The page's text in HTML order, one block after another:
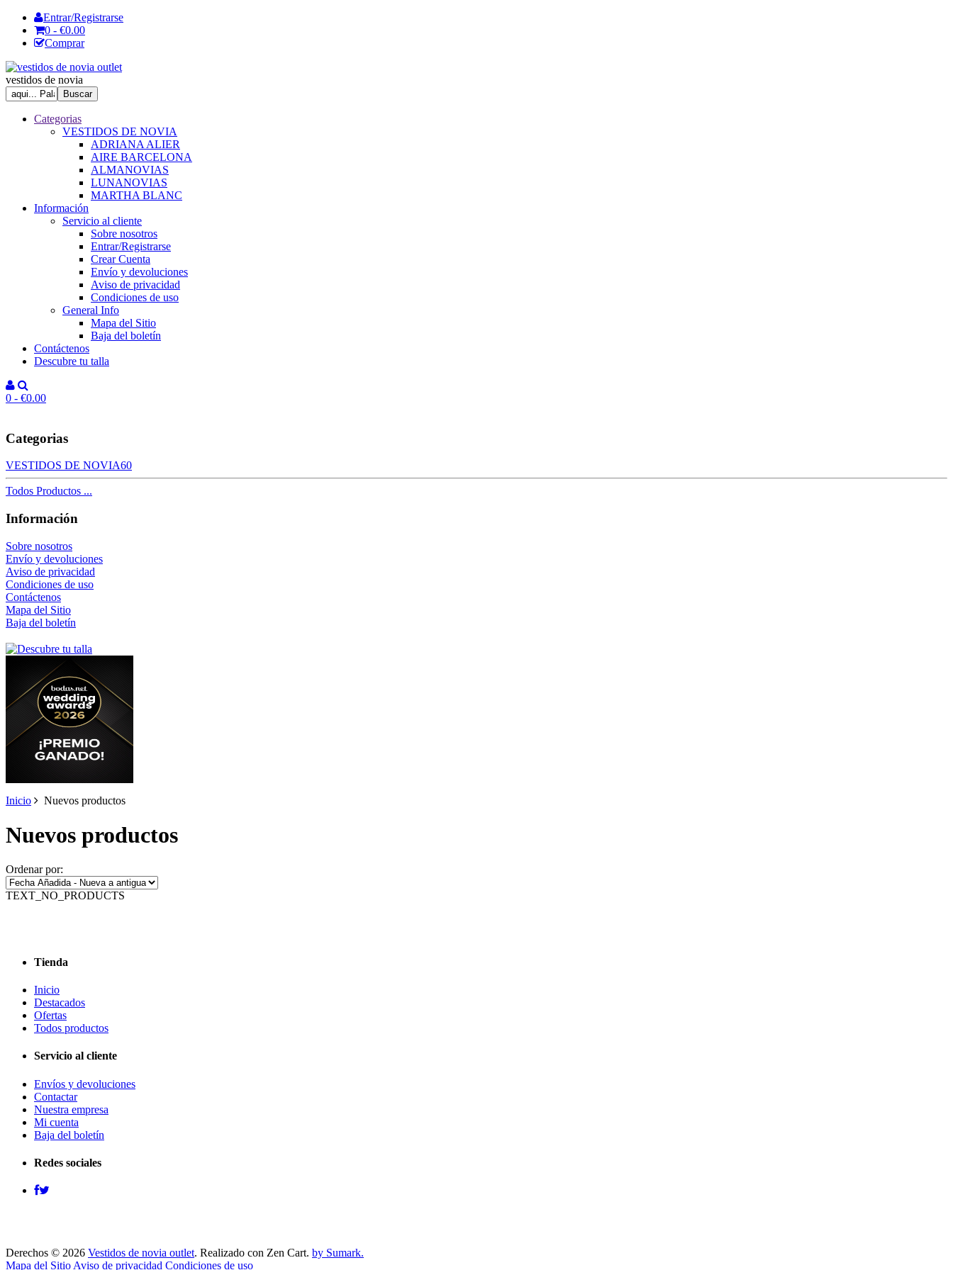
Entrar/Registrarse
0 - €0.00
Comprar
vestidos de novia
Categorias
VESTIDOS DE NOVIA
ADRIANA ALIER
AIRE BARCELONA
ALMANOVIAS
LUNANOVIAS
MARTHA BLANC
Información
Servicio al cliente
Sobre nosotros
Entrar/Registrarse
Crear Cuenta
Envío y devoluciones
Aviso de privacidad
Condiciones de uso
General Info
Mapa del Sitio
Baja del boletín
Contáctenos
Descubre tu talla
0 - €0.00
Categorias
VESTIDOS DE NOVIA60
Todos Productos ...
Información
Sobre nosotros
Envío y devoluciones
Aviso de privacidad
Condiciones de uso
Contáctenos
Mapa del Sitio
Baja del boletín
Inicio Nuevos productos
Nuevos productos
Ordenar por:
TEXT_NO_PRODUCTS
Tienda
Inicio
Destacados
Ofertas
Todos productos
Servicio al cliente
Envíos y devoluciones
Contactar
Nuestra empresa
Mi cuenta
Baja del boletín
Redes sociales
Derechos © 2026 Vestidos de novia outlet. Realizado con Zen Cart. by Sumark.
Mapa del Sitio Aviso de privacidad Condiciones de uso